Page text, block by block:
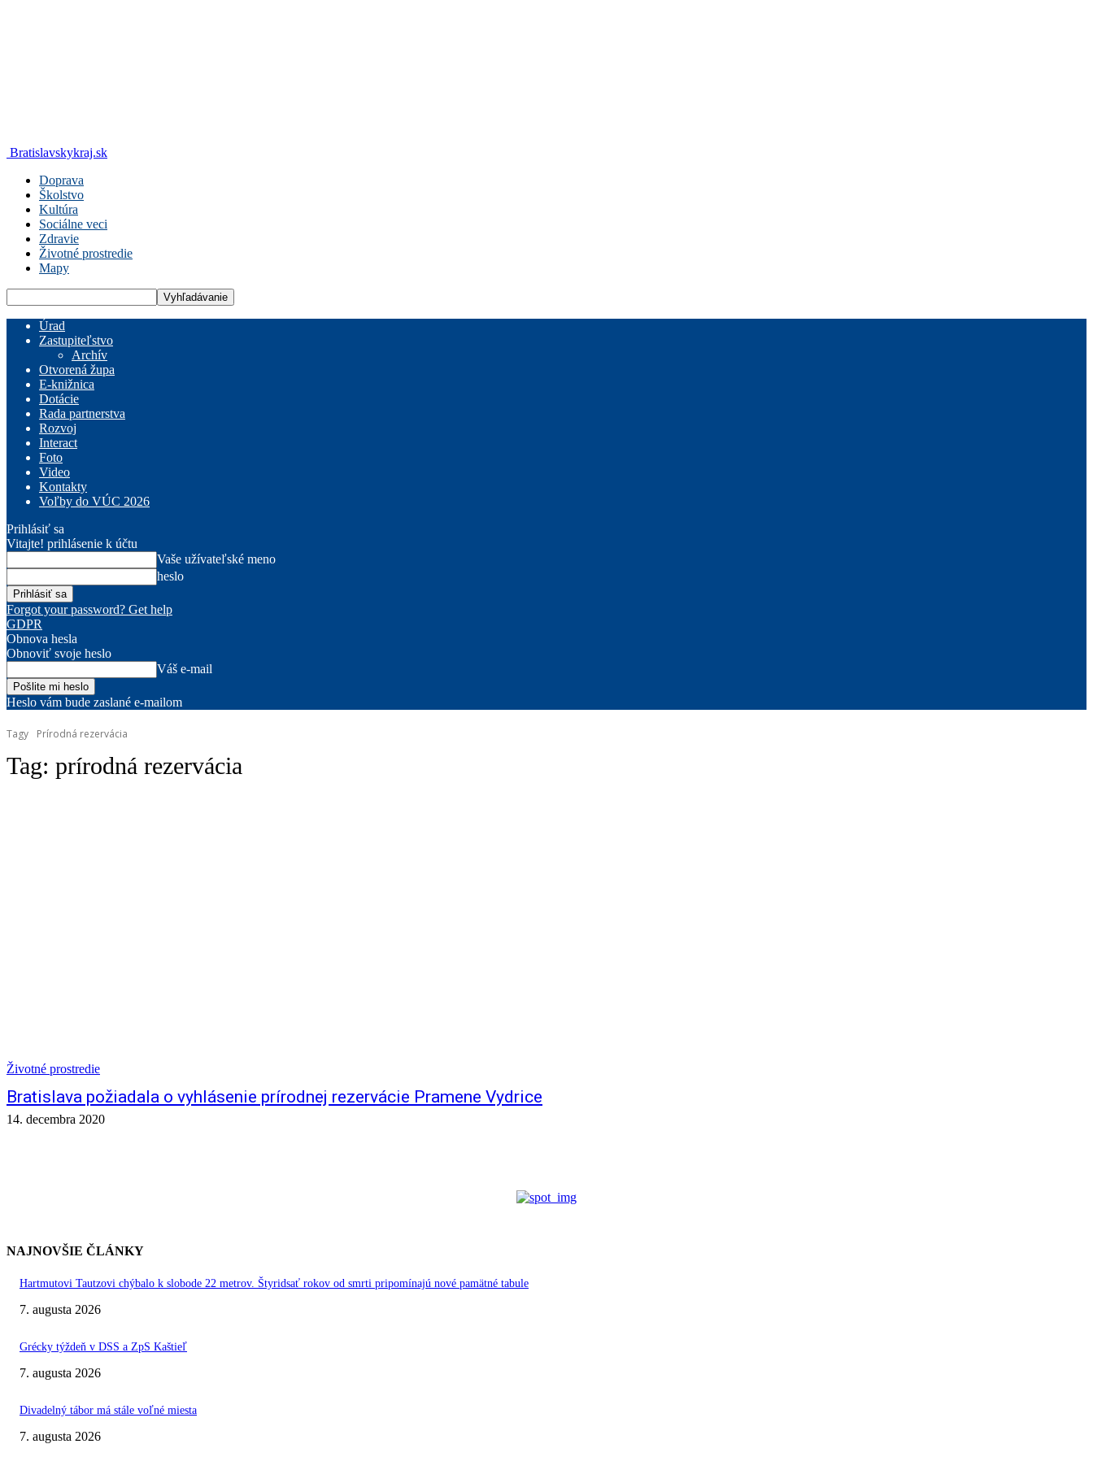
Bratislavskykraj.sk
Doprava
Školstvo
Kultúra
Sociálne veci
Zdravie
Životné prostredie
Mapy
Úrad
Zastupiteľstvo
Archív
Otvorená župa
E-knižnica
Dotácie
Rada partnerstva
Rozvoj
Interact
Foto
Video
Kontakty
Voľby do VÚC 2026
Prihlásiť sa
Vitajte! prihlásenie k účtu
Vaše užívateľské meno
heslo
Forgot your password? Get help
GDPR
Obnova hesla
Obnoviť svoje heslo
Váš e-mail
Heslo vám bude zaslané e-mailom
Tagy Prírodná rezervácia
Tag: prírodná rezervácia
Životné prostredie
Bratislava požiadala o vyhlásenie prírodnej rezervácie Pramene Vydrice
14. decembra 2020
NAJNOVŠIE ČLÁNKY
Hartmutovi Tautzovi chýbalo k slobode 22 metrov. Štyridsať rokov od smrti pripomínajú nové pamätné tabule
7. augusta 2026
Grécky týždeň v DSS a ZpS Kaštieľ
7. augusta 2026
Divadelný tábor má stále voľné miesta
7. augusta 2026